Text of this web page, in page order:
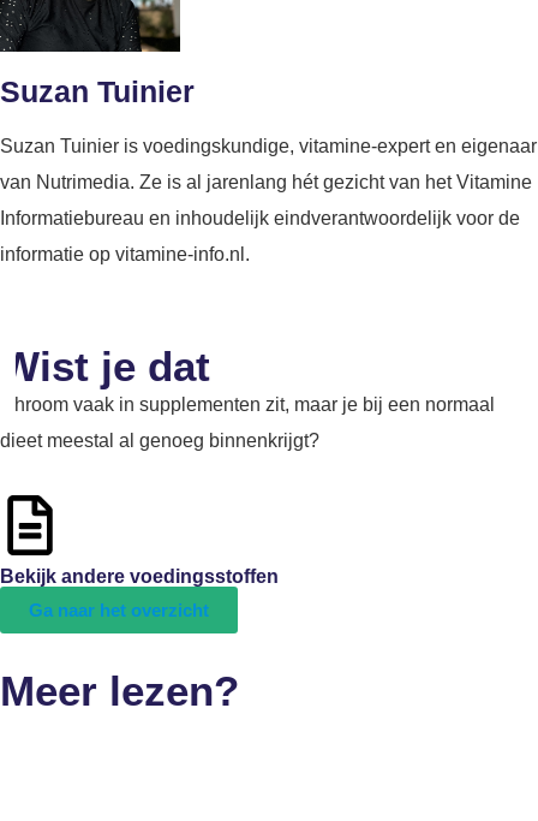
Suzan Tuinier
Suzan Tuinier is voedingskundige, vitamine-expert en eigenaar
van Nutrimedia. Ze is al jarenlang hét gezicht van het Vitamine
Informatiebureau en inhoudelijk eindverantwoordelijk voor de
informatie op vitamine-info.nl.
Wist je dat
Chroom vaak in supplementen zit, maar je bij een normaal
dieet meestal al genoeg binnenkrijgt?
Bekijk andere voedingsstoffen
Ga naar het overzicht
Meer lezen?